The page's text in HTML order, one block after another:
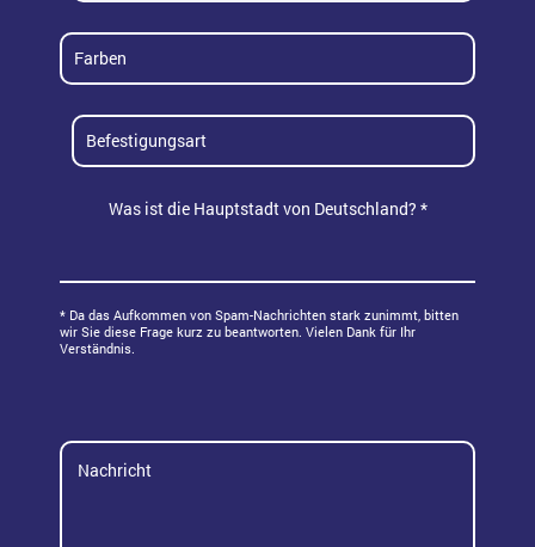
Gardarobenmarke
5
10
15
50
schwarz
grün
türkis
Klebehaken
Was ist die Hauptstadt von Deutschland? *
* Da das Aufkommen von Spam-Nachrichten stark zunimmt, bitten
wir Sie diese Frage kurz zu beantworten. Vielen Dank für Ihr
Verständnis.